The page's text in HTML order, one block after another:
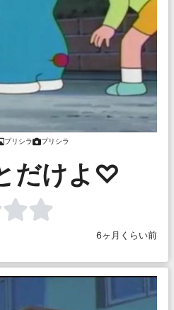
プリシラ プリシラ
だけよ♡
6ヶ月くらい前